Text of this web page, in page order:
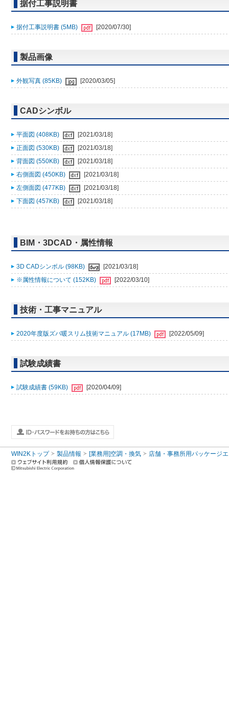
据付工事説明書
据付工事説明書 (5MB) [2020/07/30]
製品画像
外観写真 (85KB) [2020/03/05]
CADシンボル
平面図 (408KB)
[2021/03/18]
正面図 (530KB)
[2021/03/18]
背面図 (550KB)
[2021/03/18]
右側面図 (450KB)
[2021/03/18]
左側面図 (477KB)
[2021/03/18]
下面図 (457KB)
[2021/03/18]
BIM・3DCAD・属性情報
3D CADシンボル (98KB)
[2021/03/18]
※属性情報について (152KB)
[2022/03/10]
技術・工事マニュアル
2020年度版ズバ暖スリム技術マニュアル (17MB) [2022/05/09]
試験成績書
試験成績書 (59KB) [2020/04/09]
WIN2Kトップ 製品情報 [業務用]空調・換気 店舗・事務所用パッケージ